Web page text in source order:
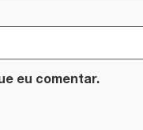
eu comentar.